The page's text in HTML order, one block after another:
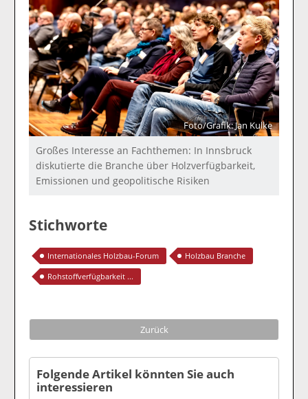
Foto/Grafik: Jan Kulke
Großes Interesse an Fachthemen: In Innsbruck
diskutierte die Branche über Holzverfügbarkeit,
Emissionen und geopolitische Risiken
Stichworte
Internationales Holzbau-Forum
Holzbau Branche
Rohstoffverfügbarkeit ...
Zurück
Folgende Artikel könnten Sie auch
interessieren